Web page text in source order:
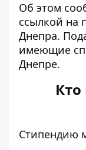
Об этом
ссылкой на
Днепра.
имеющие
Днепре.
Стипендию